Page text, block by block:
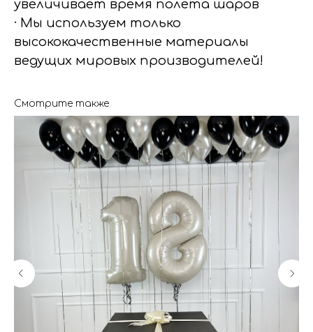
увеличивает время полета шаров
· Мы используем только
высококачественные материалы
ведущих мировых производителей!
Смотрите также